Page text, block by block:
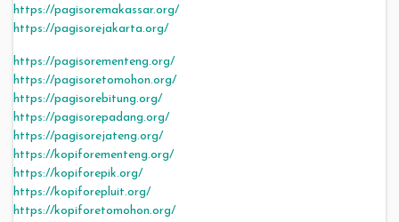
https://pagisoremakassar.org/
https://pagisorejakarta.org/
https://pagisorementeng.org/
https://pagisoretomohon.org/
https://pagisorebitung.org/
https://pagisorepadang.org/
https://pagisorejateng.org/
https://kopiforementeng.org/
https://kopiforepik.org/
https://kopiforepluit.org/
https://kopiforetomohon.org/